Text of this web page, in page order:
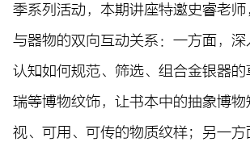
季系列活动， 本期讲座特邀史睿老
与器物的双向互动关系：一方面，
认知如何规范、筛选、组合金银器
瑞等博物纹饰，让书本中的抽象博
视、可用、可传的物质纹样；另一